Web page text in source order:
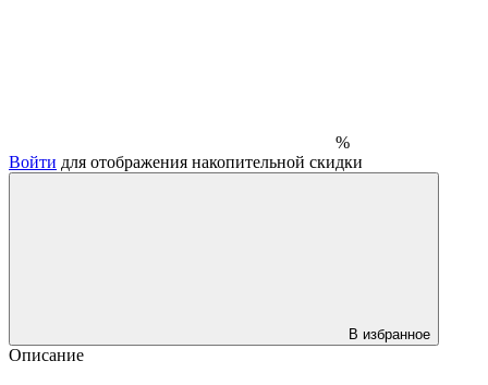
%
Войти для отображения накопительной скидки
В избранное
Описание